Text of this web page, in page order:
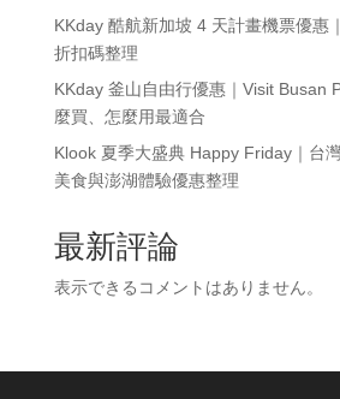
KKday 酷航新加坡 4 天計畫機票優惠
折扣碼整理
KKday 釜山自由行優惠｜Visit Busan
麼買、怎麼用最適合
Klook 夏季大盛典 Happy Friday｜台
美食與澎湖體驗優惠整理
最新評論
表示できるコメントはありません。